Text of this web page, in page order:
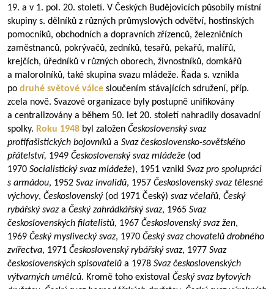
19. a v 1. pol. 20. století. V Českých Budějovicích působily místní
skupiny s. dělníků z různých průmyslových odvětví, hostinských
pomocníků, obchodních a dopravních zřízenců, železničních
zaměstnanců, pokrývačů, zedníků, tesařů, pekařů, malířů,
krejčích, úředníků v různých oborech, živnostníků, domkářů
a malorolníků, také skupina svazu mládeže. Řada s. vznikla
po druhé světové válce sloučením stávajících sdružení, příp.
zcela nově. Svazové organizace byly postupně unifikovány
a centralizovány a během 50. let 20. století nahradily dosavadní
spolky. Roku 1948 byl založen Československý svaz
protifašistických bojovníků a Svaz československo-sovětského
přátelství, 1949 Československý svaz mládeže (od
1970 Socialistický svaz mládeže), 1951 vznikl Svaz pro spolupráci
s armádou, 1952 Svaz invalidů, 1957 Československý svaz tělesné
výchovy, Československý(od 1971 Český) svaz včelařů, Český
rybářský svaza Český zahrádkářský svaz, 1965 Svaz
československých filatelistů, 1967 Československý svaz žen,
1969 Český myslivecký svaz, 1970 Český svaz chovatelů drobného
zvířectva, 1971 Československý rybářský svaz, 1977 Svaz
československých spisovatelů a 1978 Svaz československých
výtvarných umělců. Kromě toho existoval Český svaz bytových